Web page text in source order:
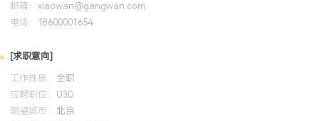
题：具备复杂技术难题攻坚能力，多次解决线上重大渲染异常与内
术攻关使项目关键指标达标率提升XXX%。团队与协作：负责技术团
力，能有效协同美术、策划完成技术方案落地。行业视野：持续关
图形技术发展趋势，将前沿渲染技术应用于项目实践以提升产品竞
新奖项XXX次。
邮箱： xiaowan@gangwan.com
电话：
18600001654
[求职意向]
工作性质： 全职
应聘职位： U3D
期望城市： 北京